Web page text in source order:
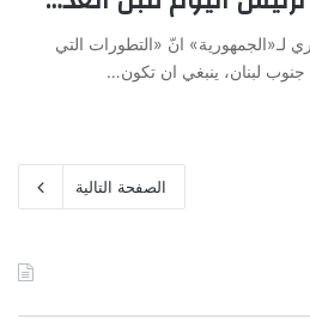
لـ«الجمهورية» انّ «التطورات التي
لبنان، ينبغي ان تكون…
الصفحة التالية